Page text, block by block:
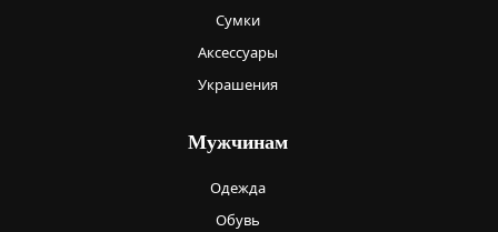
Сумки
Аксессуары
Украшения
Мужчинам
Одежда
Обувь